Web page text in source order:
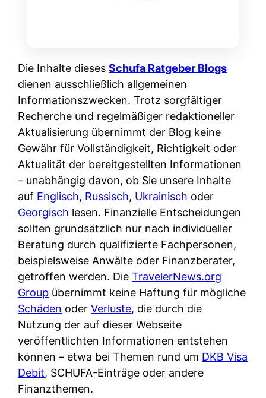
h
i
e
r
e
n
r
u
s
s
i
s
c
h
e
B
a
n
k
k
a
r
W
t
i
r
k
c
k
o
t
n
n
d
e
r
S
c
h
u
t
z
d
e
r
F
i
r
m
a
a
m
p
Die Inhalte diesesSchufa Ratgeber Blogs
dienen ausschließlich allgemeinen
Informationszwecken. Trotz sorgfältiger
Recherche und regelmäßiger redaktioneller
Aktualisierung übernimmt der Blog keine
Gewähr für Vollständigkeit, Richtigkeit oder
Aktualität der bereitgestellten Informationen
– unabhängig davon, ob Sie unsere Inhalte
auf Englisch, Russisch, Ukrainisch oder
Georgisch lesen. Finanzielle Entscheidungen
sollten grundsätzlich nur nach individueller
Beratung durch qualifizierte Fachpersonen,
beispielsweise Anwälte oder Finanzberater,
getroffen werden. DieTravelerNews.org
Group übernimmt keine Haftung für mögliche
Schäden oderVerluste, die durch die
Nutzung der auf dieser Webseite
veröffentlichten Informationen entstehen
können – etwa bei Themen rund um DKB Visa
Debit, SCHUFA-Einträge oder andere
Finanzthemen.